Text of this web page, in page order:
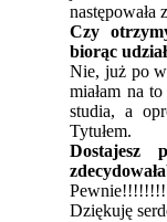
następowała
Czy
biorąc
Nie, już po
miałam na
studia, a
Tytułem.
Dostajesz
Dziękuję